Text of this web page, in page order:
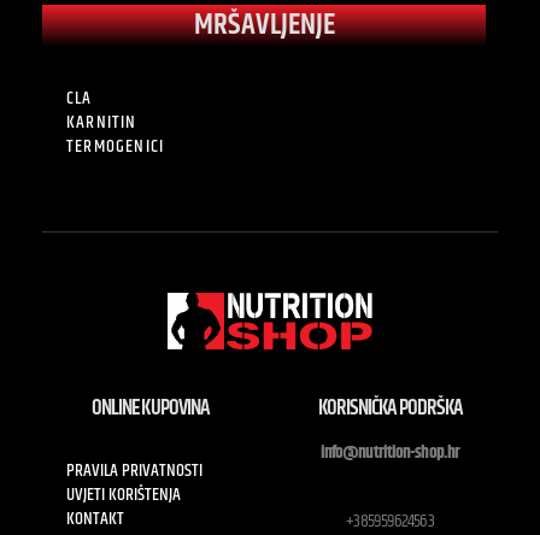
MRŠAVLJENJE
CLA
KARNITIN
TERMOGENICI
ONLINE KUPOVINA
PRAVILA PRIVATNOSTI
UVJETI KORIŠTENJA
KONTAKT
KORISNIČKA PODRŠKA
info@nutrition-shop.hr
+385959624563